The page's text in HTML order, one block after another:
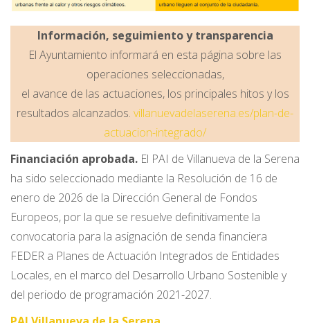
Información, seguimiento y transparencia
El Ayuntamiento informará en esta página sobre las
operaciones seleccionadas,
el avance de las actuaciones, los principales hitos y los
resultados alcanzados. villanuevadelaserena.es/plan-de-
actuacion-integrado/
Financiación aprobada. El PAI de Villanueva de la Serena
ha sido seleccionado mediante la Resolución de 16 de
enero de 2026 de la Dirección General de Fondos
Europeos, por la que se resuelve definitivamente la
convocatoria para la asignación de senda financiera
FEDER a Planes de Actuación Integrados de Entidades
Locales, en el marco del Desarrollo Urbano Sostenible y
del periodo de programación 2021-2027.